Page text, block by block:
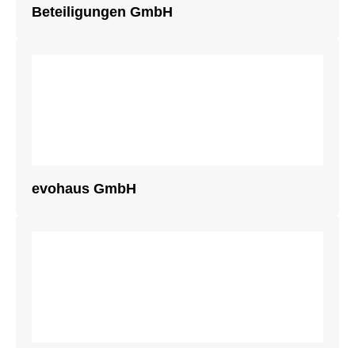
Beteiligungen GmbH
evohaus GmbH